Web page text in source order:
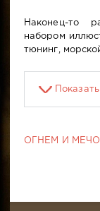
Наконец-то
набором
тюнинг,
ОГНЕМ И